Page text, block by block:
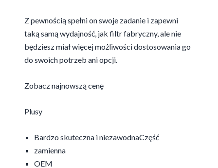
Z pewnością spełni on swoje zadanie i zapewni
taką samą wydajność, jak filtr fabryczny, ale nie
będziesz miał więcej możliwości dostosowania go
do swoich potrzeb ani opcji.
Zobacz najnowszą cenę
Plusy
Bardzo skuteczna i niezawodnaCzęść
zamienna
OEM